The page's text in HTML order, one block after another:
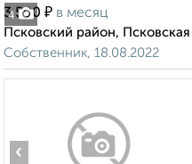
4
3 500 ₽ в месяц
Псковский район,
Собственник, 18.08.2022
‹